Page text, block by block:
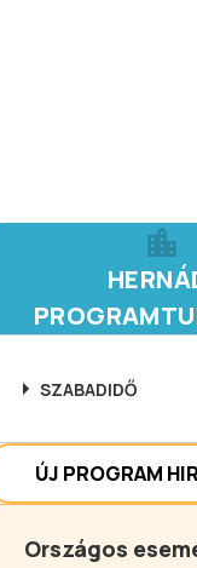
SZABADIDŐ
ÚJ PROGRAM
Országos